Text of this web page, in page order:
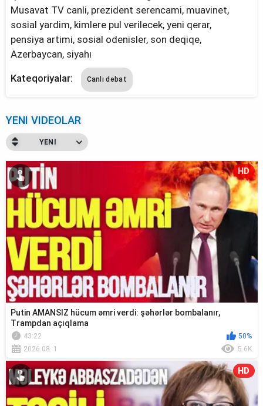
Musavat TV canli, prezident serencami, muavinet,
sosial yardim, kimlere pul verilecek, yeni qerar,
pensiya artimi, sosial odenisler, son deqiqe,
Azerbaycan, siyahı
Kateqoriyalar: Canlı debat
YENI VIDEOLAR
YENI
HD
Putin AMANSIZ hücum əmri verdi: şəhərlər bombalanır,
Trampdan açıqlama
43:22
50%
2026.08. 1
5.6K
HD